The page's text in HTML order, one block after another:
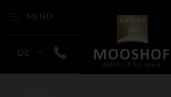
MENÜ
DE